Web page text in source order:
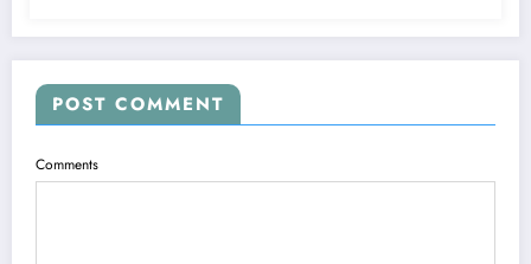
POST COMMENT
Comments